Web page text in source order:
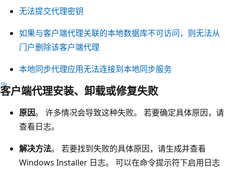
无法提交代理密钥
如果与客户端代理关联的本地数据库不可访问，则无法从
门户删除该客户端代理
本地同步代理应用无法连接到本地同步服务
客户端代理安装、卸载或修复失败
原因。 许多情况会导致这种失败。 若要确定具体原因，请
查看日志。
解决方法。 若要找到失败的具体原因，请生成并查看
Windows Installer 日志。 可以在命令提示符下启用日志